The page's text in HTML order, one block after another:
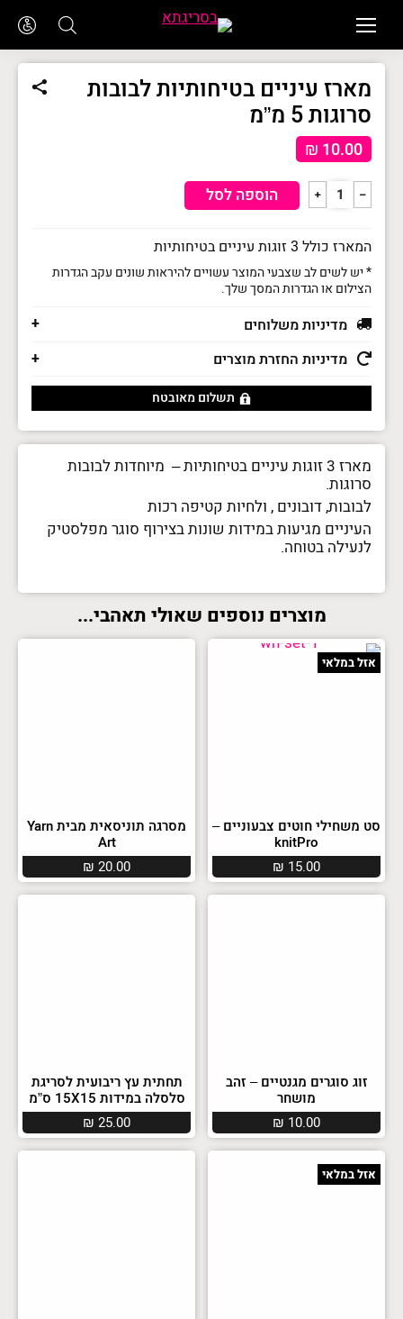
מארז עיניים בטיחותיות לבובות
סרוגות 5 מ”מ
₪ 10.00
כמות
מארז
עיניים
בטיחותיות
לבובות
5
﹣
﹢ הוספה לסל
המארז כולל 3 זוגות עיניים בטיחותיות
* יש לשים לב שצבעי המוצר עשויים להיראות שונים עקב הגדרות
הצילום או הגדרות המסך שלך.
מדיניות משלוחים
מדיניות החזרת מוצרים
תשלום מאובטח
מארז 3 זוגות עיניים בטיחותיות – מיוחדות לבובות
סרוגות.
לבובות, דובונים , ולחיות קטיפה רכות
העיניים מגיעות במידות שונות בצירוף סוגר מפלסטיק
לנעילה בטוחה.
מוצרים נוספים שאולי תאהבי...
אזל במלאי
סט משחילי חוטים צבעוניים –
knitPro
₪ 15.00
מסרגה תוניסאית מבית Yarn
Art
₪ 20.00
זוג סוגרים מגנטיים – זהב
מושחר
₪ 10.00
תחתית עץ ריבועית לסריגת
סלסלה במידות 15X15 ס”מ
₪ 25.00
אזל במלאי